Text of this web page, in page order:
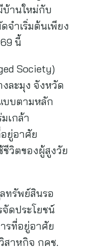
บ้านใหม่กับ
จำเริ่มต้นเพียง
น 2569 นี้
Society)
ละมุง จังหวัด
บบตามหลัก
เกล้า
ยู่อาศัย
ชีวิตของผู้สูงวัย
ทรัพย์สินรอ
ดประโยชน์
รที่อยู่อาศัย
สาหกิจ กคช.